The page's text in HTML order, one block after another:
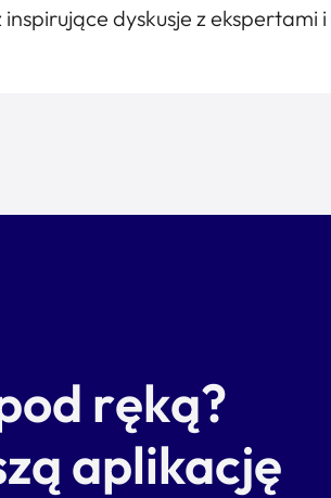
dyskusje z ekspertami
ręką?
aplikację